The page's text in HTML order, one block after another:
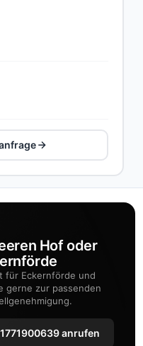
Hof oder
für Eckernförde und
gerne zur passenden
anrufen